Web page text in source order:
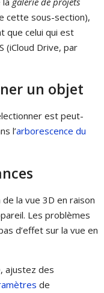
cette sous-section),
que celui qui est
(iCloud Drive, par
un objet
est peut-
l’arborescence du
la vue 3D en raison
Les problèmes
d’effet sur la vue en
ajustez des
de